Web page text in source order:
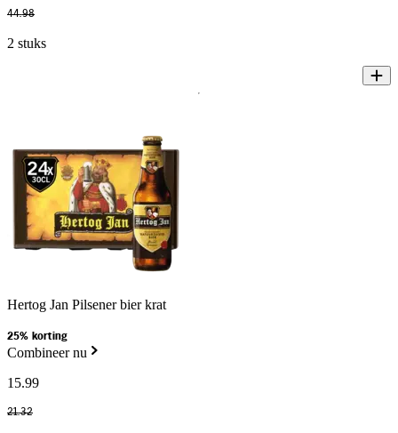
44.98
2 stuks
Hertog Jan Pilsener bier krat
25% korting
Combineer nu
15.99
21.32